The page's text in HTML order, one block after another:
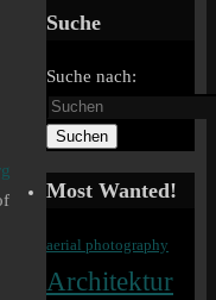
Suche
Suche nach:
Suchen
Most Wanted!
aerial photography
Architektur